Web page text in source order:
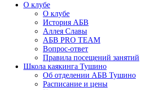
О клубе
О клубе
История АБВ
Аллея Славы
АБВ PRO TEAM
Вопрос-ответ
Правила посещений занятий
Школа каякинга Тушино
Об отделении АБВ Тушино
Расписание и цены